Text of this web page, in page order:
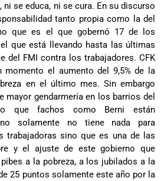
se educa, ni se cura. En su discurso
tanto propia como la del
que es el que gobernó 17 de los
que está llevando hasta las últimas
del FMI contra los trabajadores. CFK
momento el aumento del 9,5% de la
en el último mes. Sin embargo
mayor gendarmería en los barrios del
que fachos como Berni están
solamente no tiene nada para
trabajadoras sino que es una de las
y el ajuste de este gobierno que
a la pobreza, a los jubilados a la
25 puntos solamente este año por la